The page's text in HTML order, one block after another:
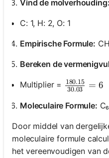
Vind de molverhouding:
C: 1, H: 2, O: 1
Empirische Formule:
Bereken de
Multiplier = 30.03
180.15 = 6
Moleculaire Formule:
Door middel van
moleculaire formule
het vereenvoudigen van